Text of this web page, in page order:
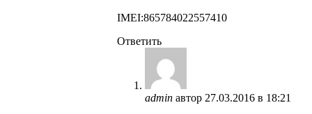
IMEI:865784022557410
Ответить
admin автор 27.03.2016 в 18:21